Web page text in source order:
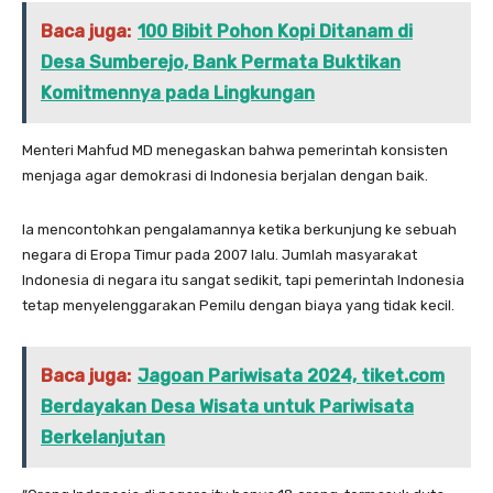
Baca juga: 100 Bibit Pohon Kopi Ditanam di
Desa Sumberejo, Bank Permata Buktikan
Komitmennya pada Lingkungan
Menteri Mahfud MD menegaskan bahwa pemerintah konsisten
menjaga agar demokrasi di Indonesia berjalan dengan baik.
Ia mencontohkan pengalamannya ketika berkunjung ke sebuah
negara di Eropa Timur pada 2007 lalu. Jumlah masyarakat
Indonesia di negara itu sangat sedikit, tapi pemerintah Indonesia
tetap menyelenggarakan Pemilu dengan biaya yang tidak kecil.
Baca juga: Jagoan Pariwisata 2024, tiket.com
Berdayakan Desa Wisata untuk Pariwisata
Berkelanjutan